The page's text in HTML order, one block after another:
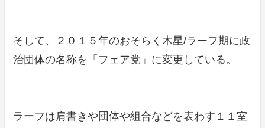
そして、２０１５年のおそらく木星/ラーフ期に政
治団体の名称を「フェア党」に変更している。
ラーフは肩書きや団体や組合などを表わす１１室